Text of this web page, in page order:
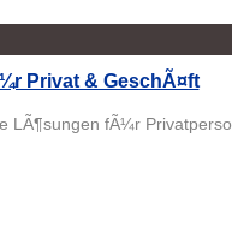
Privat & GeschÃ¤ft
LÃ¶sungen fÃ¼r